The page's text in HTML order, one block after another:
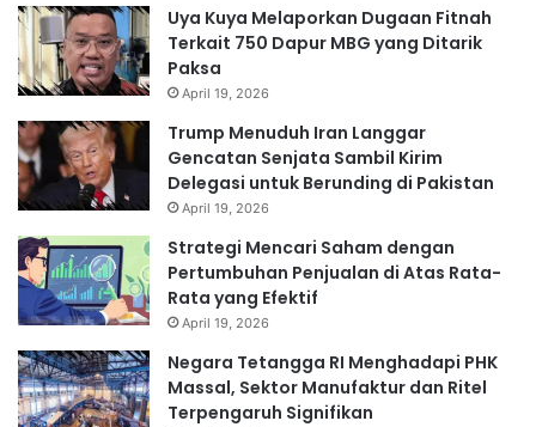
Uya Kuya Melaporkan Dugaan Fitnah
Terkait 750 Dapur MBG yang Ditarik
Paksa
April 19, 2026
Trump Menuduh Iran Langgar
Gencatan Senjata Sambil Kirim
Delegasi untuk Berunding di Pakistan
April 19, 2026
Strategi Mencari Saham dengan
Pertumbuhan Penjualan di Atas Rata-
Rata yang Efektif
April 19, 2026
Negara Tetangga RI Menghadapi PHK
Massal, Sektor Manufaktur dan Ritel
Terpengaruh Signifikan